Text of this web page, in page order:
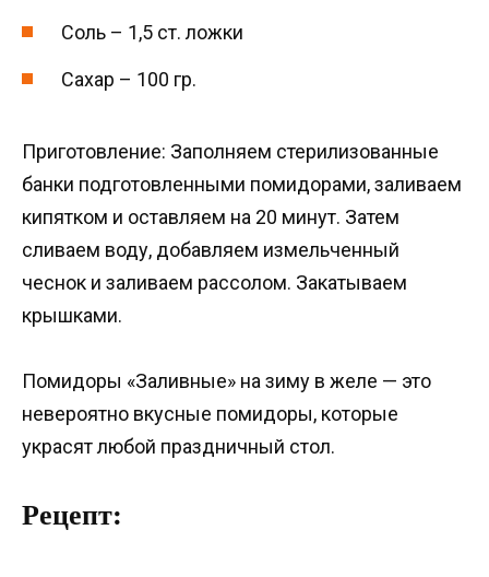
Соль – 1,5 ст. ложки
Сахар – 100 гр.
Приготовление: Заполняем стерилизованные
банки подготовленными помидорами, заливаем
кипятком и оставляем на 20 минут. Затем
сливаем воду, добавляем измельченный
чеснок и заливаем рассолом. Закатываем
крышками.
Помидоры «Заливные» на зиму в желе — это
невероятно вкусные помидоры, которые
украсят любой праздничный стол.
Рецепт: